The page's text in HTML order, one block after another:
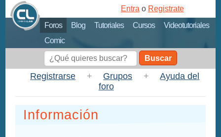
Foros Blog Tutoriales Cursos
Videotutoriales
Comic
Entra o Registrate
Buscar
Registrarse + Grupos +
Ayuda del
foro
Información